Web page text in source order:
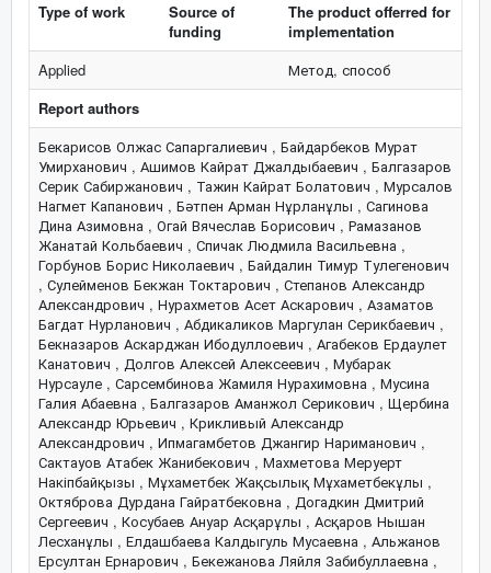
Type of work
Source of
funding
The product offerred for
implementation
Applied
Метод, способ
Report authors
Бекарисов Олжас Сапаргалиевич , Байдарбеков Мурат
Умирханович , Ашимов Кайрат Джалдыбаевич , Балгазаров
Серик Сабиржанович , Тажин Кайрат Болатович , Мурсалов
Нагмет Капанович , Бәтпен Арман Нұрланұлы , Сагинова
Дина Азимовна , Огай Вячеслав Борисович , Рамазанов
Жанатай Кольбаевич , Спичак Людмила Васильевна ,
Горбунов Борис Николаевич , Байдалин Тимур Тулегенович
, Сулейменов Бекжан Токтарович , Степанов Александр
Александрович , Нурахметов Асет Аскарович , Азаматов
Багдат Нурланович , Абдикаликов Маргулан Серикбаевич ,
Бекназаров Аскарджан Ибодуллоевич , Агабеков Ердаулет
Канатович , Долгов Алексей Алексеевич , Мубарак
Нурсауле , Сарсембинова Жамиля Нурахимовна , Мусина
Галия Абаевна , Балгазаров Аманжол Серикович , Щербина
Александр Юрьевич , Крикливый Александр
Александрович , Ипмагамбетов Джангир Нариманович ,
Сактауов Атабек Жанибекович , Махметова Меруерт
Накіпбайқызы , Мұхаметбек Жақсылық Мұхаметбекұлы ,
Октяброва Дурдана Гайратбековна , Догадкин Дмитрий
Сергеевич , Косубаев Ануар Асқарұлы , Асқаров Нышан
Лесханұлы , Елдашбаева Калдыгуль Мусаевна , Альжанов
Ерсултан Ернарович , Бекежанова Ляйля Забибуллаевна ,